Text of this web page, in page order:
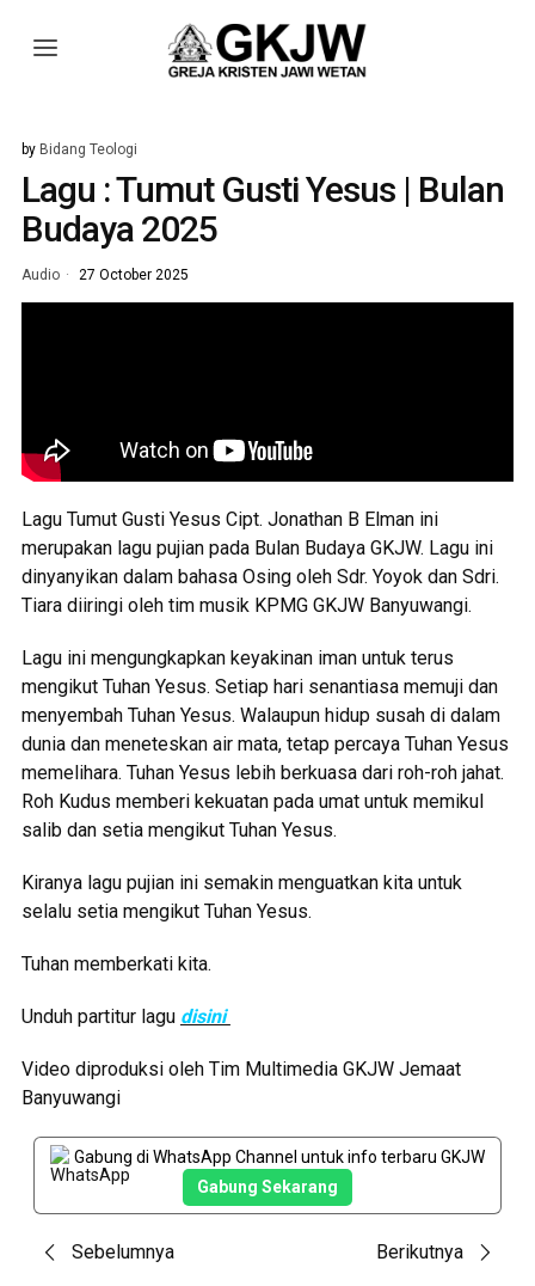
by Bidang Teologi
Lagu : Tumut Gusti Yesus | Bulan
Budaya 2025
Audio 27 October 2025
Lagu Tumut Gusti Yesus Cipt. Jonathan B Elman ini
merupakan lagu pujian pada Bulan Budaya GKJW. Lagu ini
dinyanyikan dalam bahasa Osing oleh Sdr. Yoyok dan Sdri.
Tiara diiringi oleh tim musik KPMG GKJW Banyuwangi.
Lagu ini mengungkapkan keyakinan iman untuk terus
mengikut Tuhan Yesus. Setiap hari senantiasa memuji dan
menyembah Tuhan Yesus. Walaupun hidup susah di dalam
dunia dan meneteskan air mata, tetap percaya Tuhan Yesus
memelihara. Tuhan Yesus lebih berkuasa dari roh-roh jahat.
Roh Kudus memberi kekuatan pada umat untuk memikul
salib dan setia mengikut Tuhan Yesus.
Kiranya lagu pujian ini semakin menguatkan kita untuk
selalu setia mengikut Tuhan Yesus.
Tuhan memberkati kita.
Unduh partitur lagu disini
Video diproduksi oleh Tim Multimedia GKJW Jemaat
Banyuwangi
Gabung di WhatsApp Channel untuk info terbaru GKJW
Gabung Sekarang
Post
Sebelumnya Berikutnya